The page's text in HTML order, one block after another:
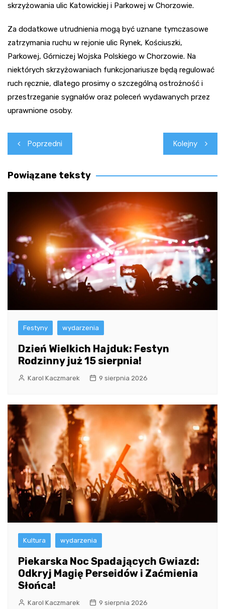
skrzyżowania ulic Katowickiej i Parkowej w Chorzowie.
Za dodatkowe utrudnienia mogą być uznane tymczasowe
zatrzymania ruchu w rejonie ulic Rynek, Kościuszki,
Parkowej, Górniczej Wojska Polskiego w Chorzowie. Na
niektórych skrzyżowaniach funkcjonariusze będą regulować
ruch ręcznie, dlatego prosimy o szczególną ostrożność i
przestrzeganie sygnałów oraz poleceń wydawanych przez
uprawnione osoby.
Nawigacja
wpisu
Poprzedni Kolejny
Powiązane teksty
Festyny wydarzenia
Dzień Wielkich Hajduk: Festyn
Rodzinny już 15 sierpnia!
Karol Kaczmarek 9 sierpnia 2026
Kultura wydarzenia
Piekarska Noc Spadających Gwiazd:
Odkryj Magię Perseidów i Zaćmienia
Słońca!
Karol Kaczmarek 9 sierpnia 2026